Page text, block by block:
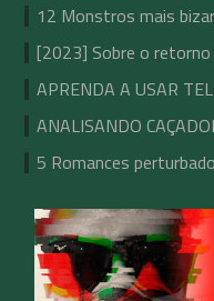
12 Monstros mais
[2023] Sobre o
APRENDA A USAR
ANALISANDO
5 Romances